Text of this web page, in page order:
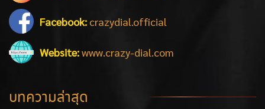
Facebook: crazydial.official
Website:www.crazy-dial.com
บทความล่าสุด